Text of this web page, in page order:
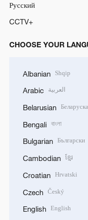
Русский
CCTV+
CHOOSE YOUR
Albanian Shqip
Arabic العربية
Belarusian
Bengali বাংলা
Bulgarian Български
Cambodian ខ្មែរ
Croatian Hrvatski
Czech Český
English English